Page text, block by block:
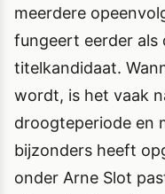
meerdere
fungeert eerder als
titelkandidaat.
wordt, is het vaak
droogteperiode en
bijzonders heeft
onder Arne Slot